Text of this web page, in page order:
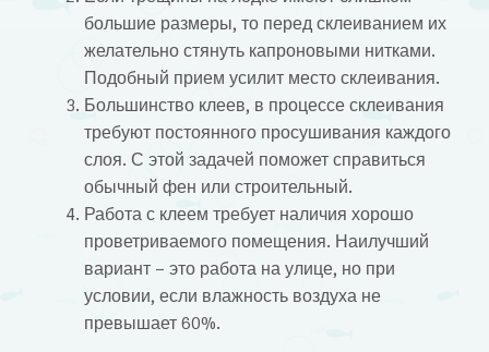
большие размеры, то перед склеиванием их
желательно стянуть капроновыми нитками.
Подобный прием усилит место склеивания.
Большинство клеев, в процессе склеивания
требуют постоянного просушивания каждого
слоя. С этой задачей поможет справиться
обычный фен или строительный.
Работа с клеем требует наличия хорошо
проветриваемого помещения. Наилучший
вариант – это работа на улице, но при
условии, если влажность воздуха не
превышает 60%.